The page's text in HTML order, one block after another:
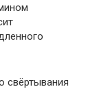
свёртывания